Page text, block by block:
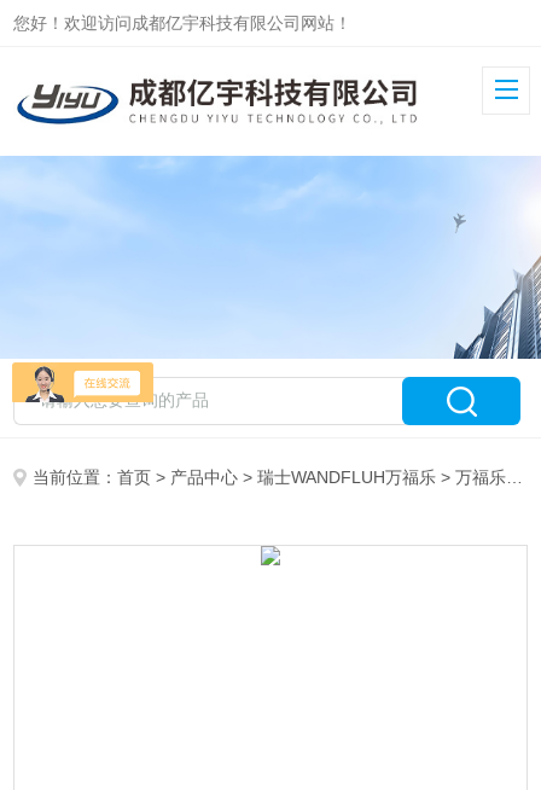
您好！欢迎访问成都亿宇科技有限公司网站！
当前位置：首页 > 产品中心 >瑞士WANDFLUH万福乐 >万福乐线圈